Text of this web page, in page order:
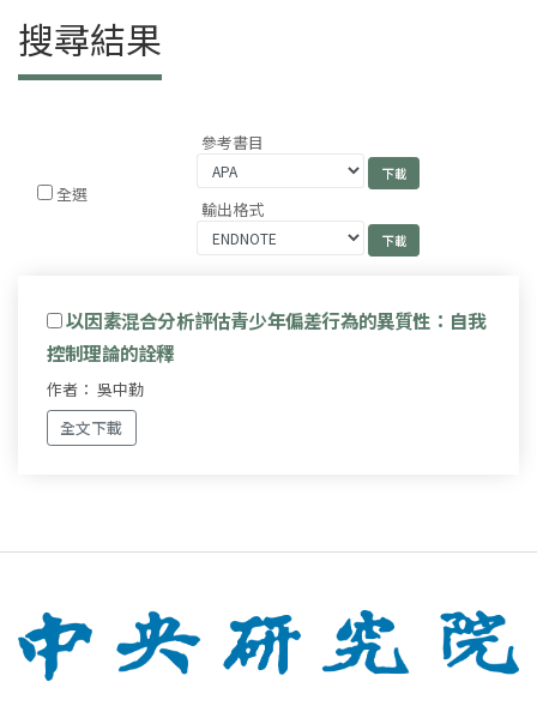
搜尋結果
全選
參考書目
輸出格式
以因素混合分析評估青少年偏差行為的異質性：自我
控制理論的詮釋
作者： 吳中勤
全文下載